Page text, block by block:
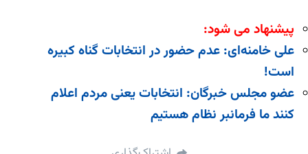
پیشنهاد می شود:
علی خامنه‌ای: عدم حضور در انتخابات گناه کبیره
است!
عضو مجلس خبرگان: انتخابات یعنی مردم اعلام
کنند ما فرمانبر نظام هستیم